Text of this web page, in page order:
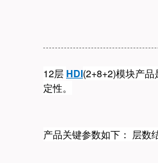
‌12层 HDI(2+8+2)模块产
定性。
产品关键参数如下： ‌层数